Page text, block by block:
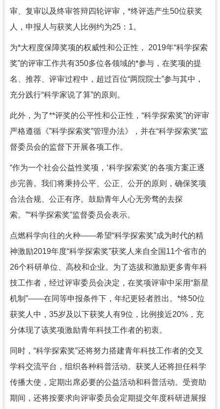
审、复审以及终审答辩四轮评审，*终评选产生50位获奖
人，申报人与获奖人比例约为25：1。
为*大程度保障奖项的权威性和公正性， 2019年“科学探索
奖”的评审工作共有350多位各领域的*参与，在奖项的提
名、推荐、评审过程中，超过百位“两院院士”参与其中，
充分践行“科学家说了算”的原则。
此外，为了**评奖的公平性和公正性，“科学探索奖”的评审
严格遵循《”科学探索奖”管理办法》，并在“科学探索奖”监
督委员会的监督下开展各项工作。
“作为一个社会公益性奖项，‘科学探索奖’的各项方案正逐
步完善。我们将秉持公平、公正、公开的原则，确保奖项
合法合规、公正有序。鼓励青年人心无旁骛的去探
索。”“科学探索奖”监督委员会表示。
点燃科学向往的火种——希望“科学探索奖”成为时代的精
神激励2019年度“科学探索奖”获奖人来自全国11个省市的
26个科研单位、高校和企业。为了选拔和激励更多青年科
技工作者，经过评审委员会决定，在奖项评审中采用“新星
机制”——在同等申报条件下，年纪更轻者胜出。*终50位
获奖人中，35岁及以下获奖人有9位，比例接近20%，充
分体现了该奖项激励青年科技工作者的初衷。
同时，“科学探索奖”还将努力搭建青年科技工作者的交叉
学科交流平台，组织各种科普活动。获奖人还将担任科学
传播大使，定期出席必要的公益活动和科普活动。受资助
期间，还将按要求向评审委员会定期提交年度科研进展报